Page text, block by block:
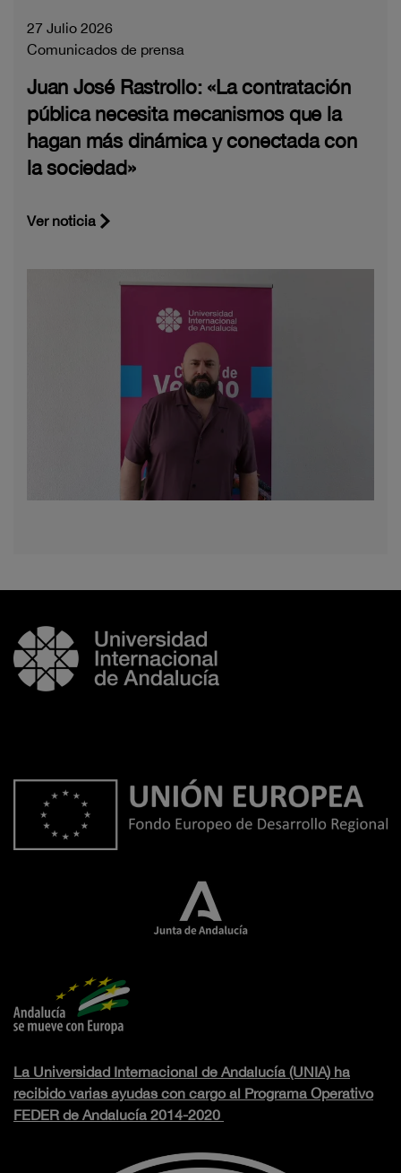
27 Julio 2026
Comunicados de prensa
Juan José Rastrollo: «La contratación
pública necesita mecanismos que la
hagan más dinámica y conectada con
la sociedad»
Ver noticia
La Universidad Internacional de Andalucía (UNIA) ha
recibido varias ayudas con cargo al Programa Operativo
FEDER de Andalucía 2014-2020